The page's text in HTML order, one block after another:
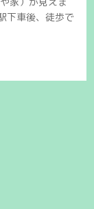
下車後、徒歩で